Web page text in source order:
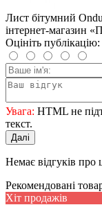
Лист бітумний
інтернет-магазин
Оцініть публікацію:
Увага: HTML не
текст.
Далі
Немає відгуків про
Рекомендовані
Хіт продажів